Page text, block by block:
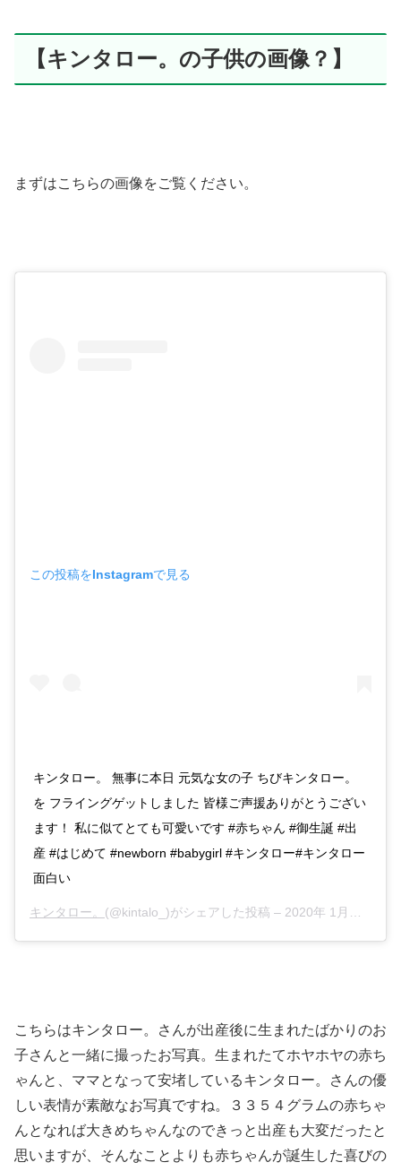
【キンタロー。の子供の画像？】
まずはこちらの画像をご覧ください。
この投稿をInstagramで見る
キンタロー。 無事に本日 元気な女の子 ちびキンタロー。
を フライングゲットしました 皆様ご声援ありがとうござい
ます！ 私に似てとても可愛いです #赤ちゃん #御生誕 #出
産 #はじめて #newborn #babygirl #キンタロー#キンタロー
面白い
キンタロー。 (@kintalo_)がシェアした投稿 – 2020年 1月月27日午後10時56分PST
こちらはキンタロー。さんが出産後に生まれたばかりのお
子さんと一緒に撮ったお写真。生まれたてホヤホヤの赤ち
ゃんと、ママとなって安堵しているキンタロー。さんの優
しい表情が素敵なお写真ですね。３３５４グラムの赤ちゃ
んとなれば大きめちゃんなのできっと出産も大変だったと
思いますが、そんなことよりも赤ちゃんが誕生した喜びの